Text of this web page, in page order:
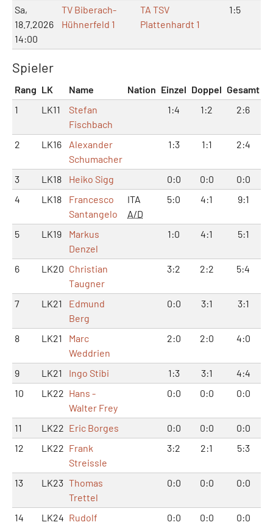
Sa,
18.7.2026
14:00
TV Biberach-
Hühnerfeld 1
TA TSV
Plattenhardt 1
1:5
Spieler
Rang LK Name Nation Einzel Doppel Gesamt
1
LK11
Stefan
Fischbach
1:4 1:2 2:6
2 LK16
Alexander
Schumacher
1:3 1:1 2:4
3 LK18 Heiko Sigg 0:0 0:0
0:0
4
LK18
Francesco
Santangelo
ITA
A/D
5:0 4:1 9:1
5 LK19
Markus
Denzel
1:0 4:1 5:1
6 LK20 Christian
Taugner
3:2 2:2 5:4
7 LK21
Edmund
Berg
0:0 3:1 3:1
8 LK21
Marc
Weddrien
2:0 2:0 4:0
9 LK21 Ingo Stibi 1:3 3:1
4:4
10
LK22 Hans -
Walter Frey
0:0 0:0 0:0
11 LK22 Eric Borges 0:0 0:0
0:0
12
LK22 Frank
Streissle
3:2 2:1 5:3
13 LK23 Thomas
Trettel
0:0 0:0 0:0
14 LK24 Rudolf
0:0 0:0 0:0